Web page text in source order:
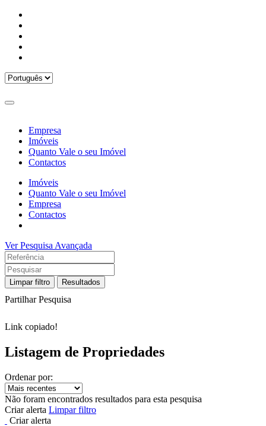
Empresa
Imóveis
Quanto Vale o seu Imóvel
Contactos
Imóveis
Quanto Vale o seu Imóvel
Empresa
Contactos
Ver Pesquisa Avançada
Limpar filtro Resultados
Partilhar Pesquisa
Link copiado!
Listagem de Propriedades
Ordenar por:
Não foram encontrados resultados para esta pesquisa
Criar alerta Limpar filtro
Criar alerta